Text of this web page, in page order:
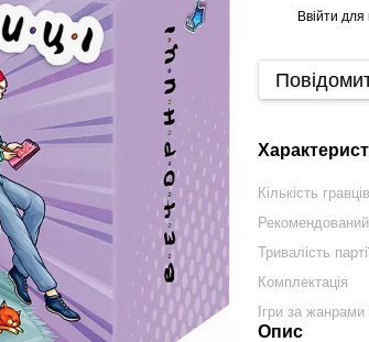
Ввійти для
Кількість гравців
Рекомендований
Тривалість
Комплектація
Ігри за жанрами
Опис